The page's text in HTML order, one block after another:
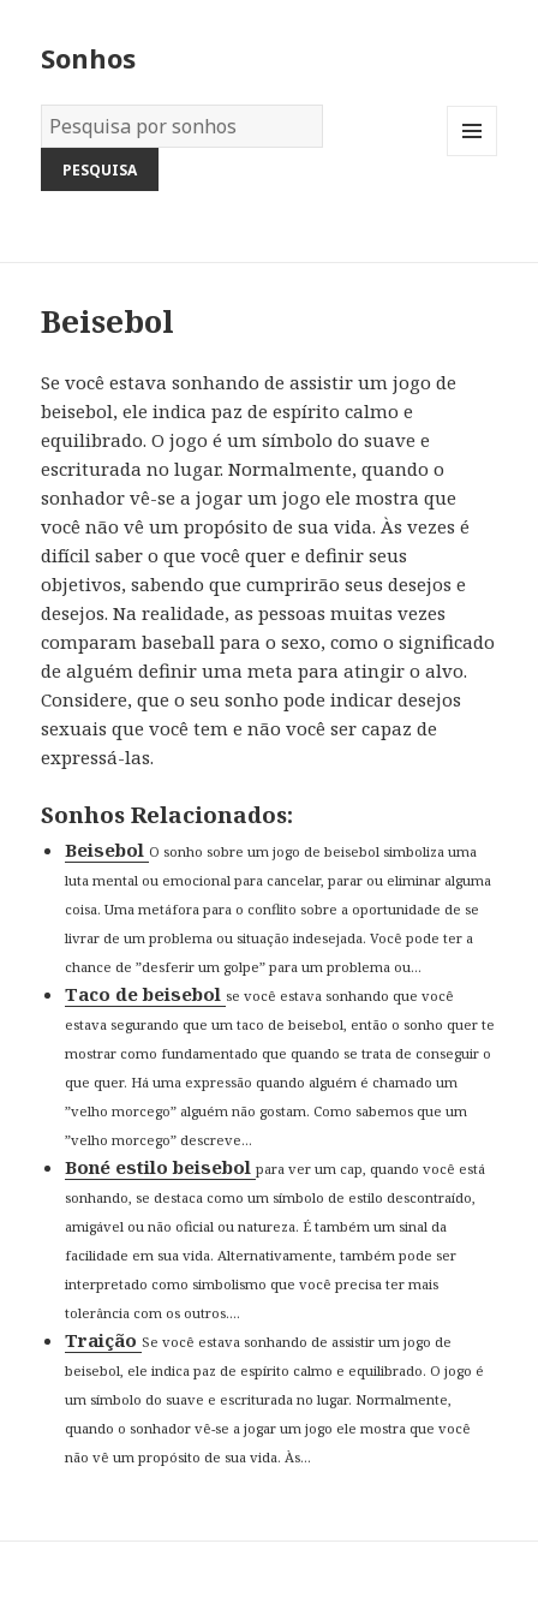
Sonhos
Dicionário
dos
Sonhos:
Beisebol
Se você estava sonhando de assistir um jogo de
beisebol, ele indica paz de espírito calmo e
equilibrado. O jogo é um símbolo do suave e
escriturada no lugar. Normalmente, quando o
sonhador vê-se a jogar um jogo ele mostra que
você não vê um propósito de sua vida. Às vezes é
difícil saber o que você quer e definir seus
objetivos, sabendo que cumprirão seus desejos e
desejos. Na realidade, as pessoas muitas vezes
comparam baseball para o sexo, como o significado
de alguém definir uma meta para atingir o alvo.
Considere, que o seu sonho pode indicar desejos
sexuais que você tem e não você ser capaz de
expressá-las.
Sonhos Relacionados:
Beisebol O sonho sobre um jogo de beisebol simboliza uma
luta mental ou emocional para cancelar, parar ou eliminar alguma
coisa. Uma metáfora para o conflito sobre a oportunidade de se
livrar de um problema ou situação indesejada. Você pode ter a
chance de ”desferir um golpe” para um problema ou...
Taco de beisebol se você estava sonhando que você
estava segurando que um taco de beisebol, então o sonho quer te
mostrar como fundamentado que quando se trata de conseguir o
que quer. Há uma expressão quando alguém é chamado um
”velho morcego” alguém não gostam. Como sabemos que um
”velho morcego” descreve...
Boné estilo beisebolpara ver um cap, quando você está
sonhando, se destaca como um símbolo de estilo descontraído,
amigável ou não oficial ou natureza. É também um sinal da
facilidade em sua vida. Alternativamente, também pode ser
interpretado como simbolismo que você precisa ter mais
tolerância com os outros....
TraiçãoSe você estava sonhando de assistir um jogo de
beisebol, ele indica paz de espírito calmo e equilibrado. O jogo é
um símbolo do suave e escriturada no lugar. Normalmente,
quando o sonhador vê-se a jogar um jogo ele mostra que você
não vê um propósito de sua vida. Às...